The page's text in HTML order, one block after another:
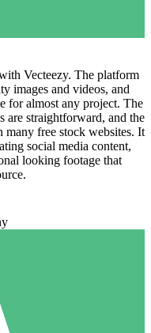
Vecteezy. The platform
images and videos, and
for almost any project. The
are straightforward, and the
many free stock websites. It
social media content,
looking footage that